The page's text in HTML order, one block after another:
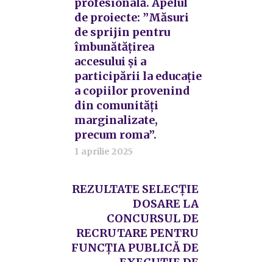
de proiecte: ”Măsuri
de sprijin pentru
îmbunătățirea
accesului și a
participării la educație
a copiilor provenind
din comunități
marginalizate,
precum roma”.
1 aprilie 2025
REZULTATE SELECȚIE
DOSARE LA
CONCURSUL DE
RECRUTARE PENTRU
FUNCȚIA PUBLICĂ DE